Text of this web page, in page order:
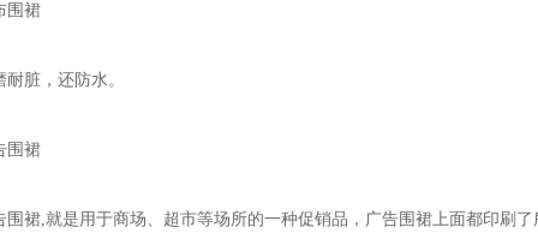
围裙
耐脏，还防水。
围裙
围裙,就是用于商场、超市等场所的一种促销品，广告围裙上面都印刷